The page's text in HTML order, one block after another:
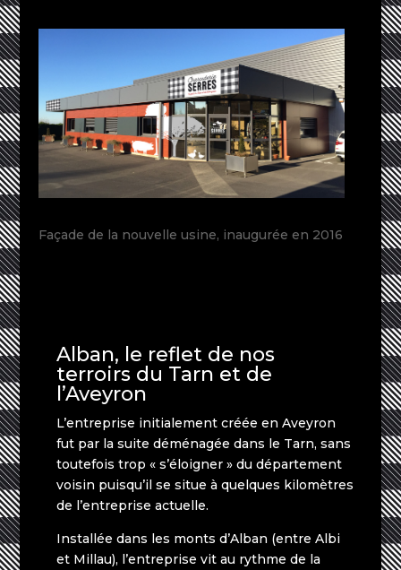
Façade de la nouvelle usine, inaugurée en 2016
Alban, le reflet de nos
terroirs du Tarn et de
l’Aveyron
L’entreprise initialement créée en Aveyron
fut par la suite déménagée dans le Tarn, sans
toutefois trop « s’éloigner » du département
voisin puisqu’il se situe à quelques kilomètres
de l’entreprise actuelle.
Installée dans les monts d’Alban (entre Albi
et Millau), l’entreprise vit au rythme de la